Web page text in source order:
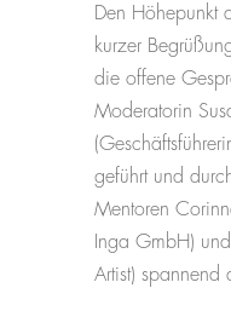
Den Höhepunkt
kurzer
die offene
Moderatorin
geführt und
Mentoren
Inga GmbH)
Artist) spannend